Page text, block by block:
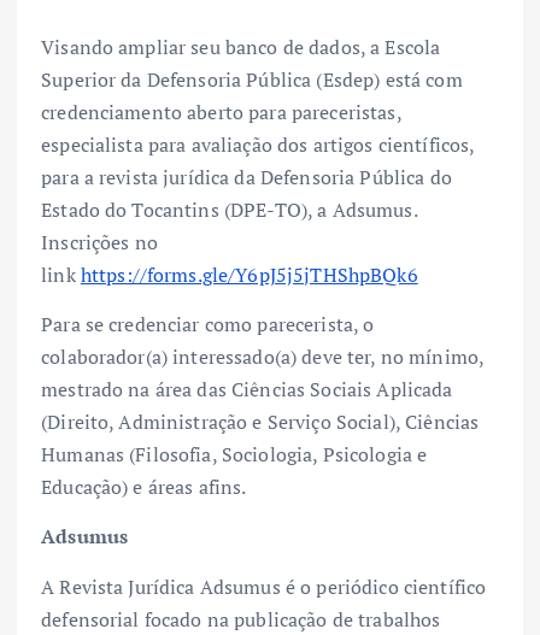
Visando ampliar seu banco de dados, a Escola
Superior da Defensoria Pública (Esdep) está com
credenciamento aberto para pareceristas,
especialista para avaliação dos artigos científicos,
para a revista jurídica da Defensoria Pública do
Estado do Tocantins (DPE-TO), a Adsumus.
Inscrições no
linkhttps://forms.gle/Y6pJ5j5jTHShpBQk6
Para se credenciar como parecerista, o
colaborador(a) interessado(a) deve ter, no mínimo,
mestrado na área das Ciências Sociais Aplicada
(Direito, Administração e Serviço Social), Ciências
Humanas (Filosofia, Sociologia, Psicologia e
Educação) e áreas afins.
Adsumus
A Revista Jurídica Adsumus é o periódico científico
defensorial focado na publicação de trabalhos